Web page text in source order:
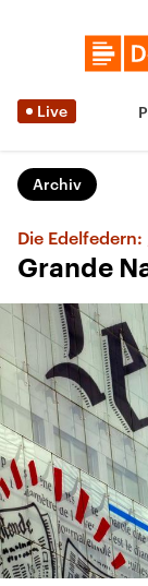
Live
Archiv
Die Edelfedern:
Grande